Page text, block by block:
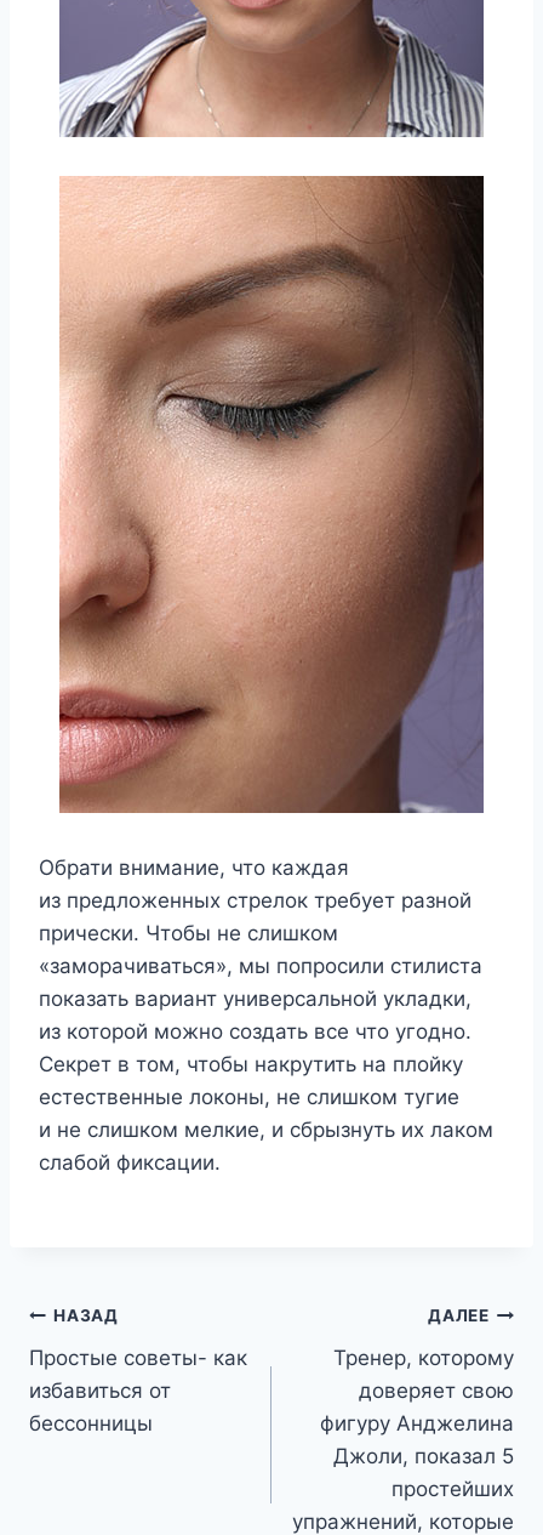
Обрати внимание, что каждая
из предложенных стрелок требует разной
прически. Чтобы не слишком
«заморачиваться», мы попросили стилиста
показать вариант универсальной укладки,
из которой можно создать все что угодно.
Секрет в том, чтобы накрутить на плойку
естественные локоны, не слишком тугие
и не слишком мелкие, и сбрызнуть их лаком
слабой фиксации.
Навигация
по
записям
НАЗАД
Простые советы- как
избавиться от
бессонницы
ДАЛЕЕ
Тренер, которому
доверяет свою
фигуру Анджелина
Джоли, показал 5
простейших
упражнений, которые